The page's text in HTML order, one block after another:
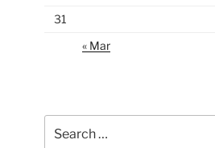
31
« Mar
for: